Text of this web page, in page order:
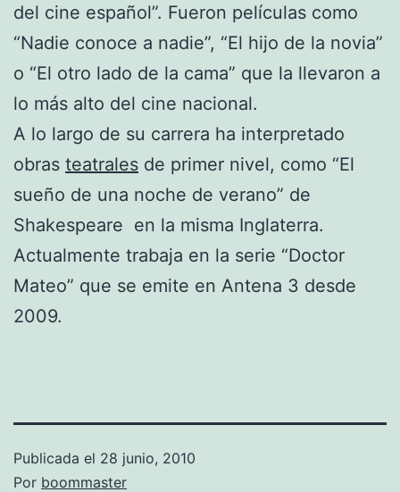
del cine español”. Fueron películas como
“Nadie conoce a nadie”, “El hijo de la novia”
o “El otro lado de la cama” que la llevaron a
lo más alto del cine nacional.
A lo largo de su carrera ha interpretado
obras teatrales de primer nivel, como “El
sueño de una noche de verano” de
Shakespeare en la misma Inglaterra.
Actualmente trabaja en la serie “Doctor
Mateo” que se emite en Antena 3 desde
2009.
Publicada el 28 junio, 2010
Por boommaster